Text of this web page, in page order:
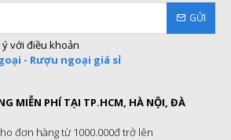
GỬI
với điều khoản
- Rượu ngoại giá sỉ
MIỄN PHÍ TẠI TP.HCM, HÀ NỘI, ĐÀ
đơn hàng từ 1000.000đ trở lên